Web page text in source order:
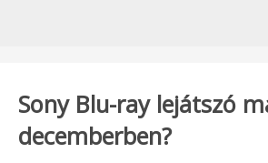
Sony Blu-ray lejátszó
decemberben?